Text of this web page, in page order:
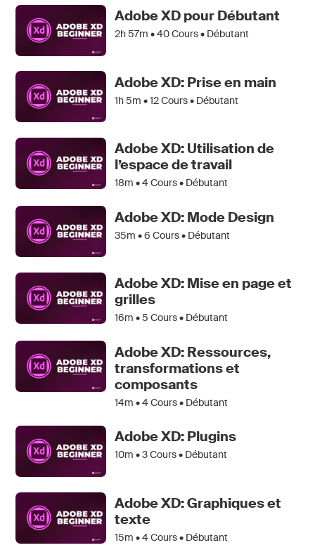
Adobe XD pour Débutant
2h 57m •40Cours • Débutant
Adobe XD: Prise en main
1h 5m •12Cours • Débutant
Adobe XD: Utilisation de
l’espace de travail
18m •4Cours • Débutant
Adobe XD: Mode Design
35m •6 Cours • Débutant
Adobe XD: Mise en page et
grilles
16m •5 Cours • Débutant
Adobe XD: Ressources,
transformations et
composants
14m •4Cours • Débutant
Adobe XD: Plugins
10m •3Cours • Débutant
Adobe XD: Graphiques et
texte
15m •4Cours • Débutant